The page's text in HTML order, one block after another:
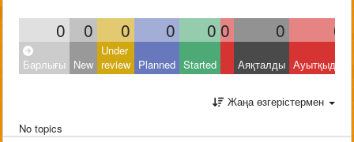
0 0 0 0 0 0 0 0
Барлығы New
Under
review Planned Started Аяқталды Ауытқыды
Жаңа өзгерістермен
No topics